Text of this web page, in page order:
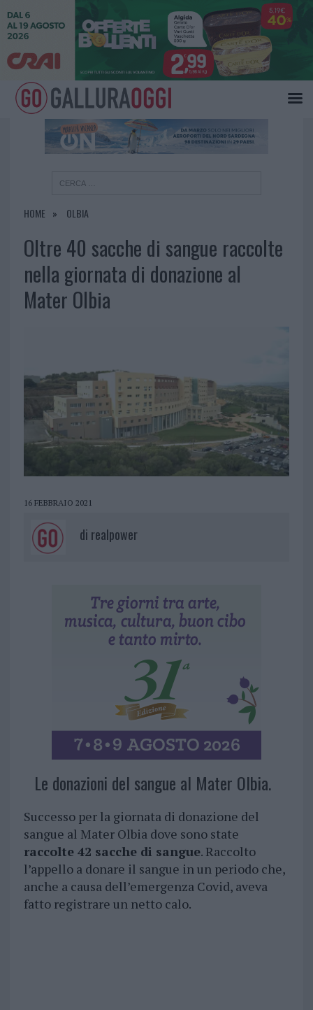
HOME OLBIA
Oltre 40 sacche di sangue raccolte
nella giornata di donazione al
Mater Olbia
16 FEBBRAIO 2021
di realpower
Le donazioni del sangue al Mater Olbia.
Successo per la giornata di donazione del
sangue al Mater Olbia dove sono state
raccolte 42 sacche di sangue. Raccolto
l’appello a donare il sangue in un periodo che,
anche a causa dell’emergenza Covid, aveva
fatto registrare un netto calo.
×